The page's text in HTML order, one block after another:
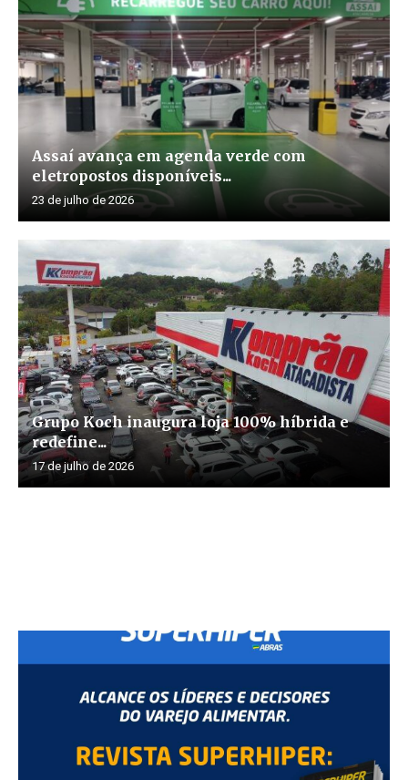
Assaí avança em agenda verde com
eletropostos disponíveis...
23 de julho de 2026
Grupo Koch inaugura loja 100% híbrida e
redefine...
17 de julho de 2026